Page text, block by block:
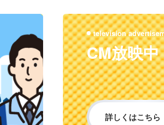
television
CM放映中
詳しくはこちら